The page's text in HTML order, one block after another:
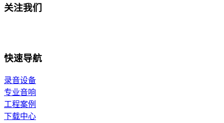
关注我们
快速导航
录音设备
专业音响
工程案例
下载中心